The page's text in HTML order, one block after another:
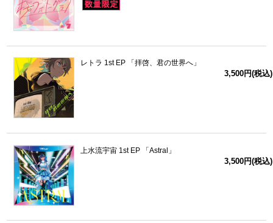
レトラ 1st EP 「拝啓、君の世界へ」
3,500円(税込)
上水流宇宙 1st EP 「Astral」
3,500円(税込)